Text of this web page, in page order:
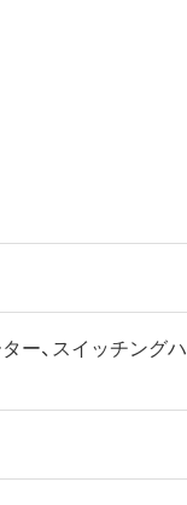
ー、スイッチングハ